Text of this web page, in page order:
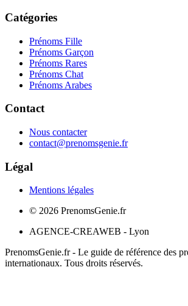
Catégories
Prénoms Fille
Prénoms Garçon
Prénoms Rares
Prénoms Chat
Prénoms Arabes
Contact
Nous contacter
contact@prenomsgenie.fr
Légal
Mentions légales
© 2026 PrenomsGenie.fr
AGENCE-CREAWEB - Lyon
PrenomsGenie.fr - Le guide de référence des
internationaux. Tous droits réservés.